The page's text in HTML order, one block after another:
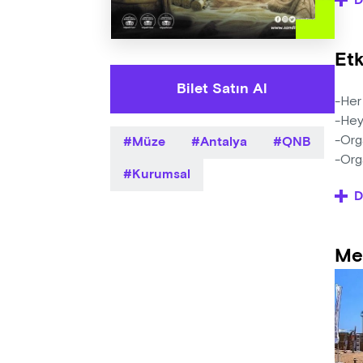
Bilet Satın Al
Müze Antalya
QNB
Kurumsal
tek
-Her
-
-
-
-